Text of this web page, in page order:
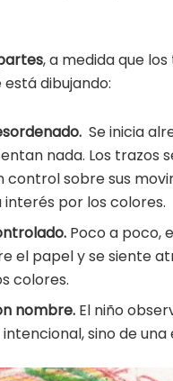
, a medida que
dibujando:
Se inicia
nada. Los trazos
control sobre sus
por los colores.
Poco a poco,
el papel y se siente
colores.
nombre. El niño
sino de